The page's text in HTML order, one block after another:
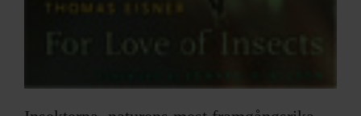
ANNONSERA I F&F